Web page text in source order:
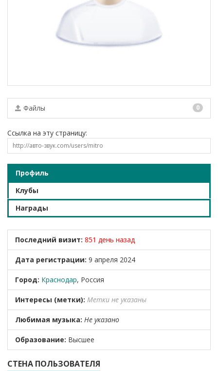
Файлы 0
Ссылка на эту страницу:
Профиль
Клубы
Награды
Последний визит: 851 день назад
Дата регистрации: 9 апреля 2024
Город: Краснодар, Россия
Интересы (метки): Метки не указаны
Любимая музыка: Не указано
Образование: Высшее
СТЕНА ПОЛЬЗОВАТЕЛЯ